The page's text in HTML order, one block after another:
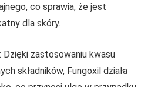
co sprawia, że jest
dla skóry.
Dzięki zastosowaniu kwasu
składników, Fungoxil działa